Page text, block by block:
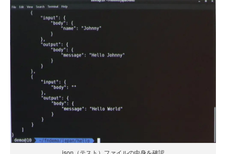
json（テスト）ファイルの中身を確認